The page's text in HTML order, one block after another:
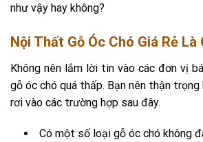
như vậy hay không?
Nội Thất Gỗ Óc Chó Giá Rẻ Là
Không nên lắm lời tin vào các đơn vị
gỗ óc chó quá thấp. Bạn nên thận
rơi vào các trường hợp sau đây.
Có một số loại gỗ óc chó không